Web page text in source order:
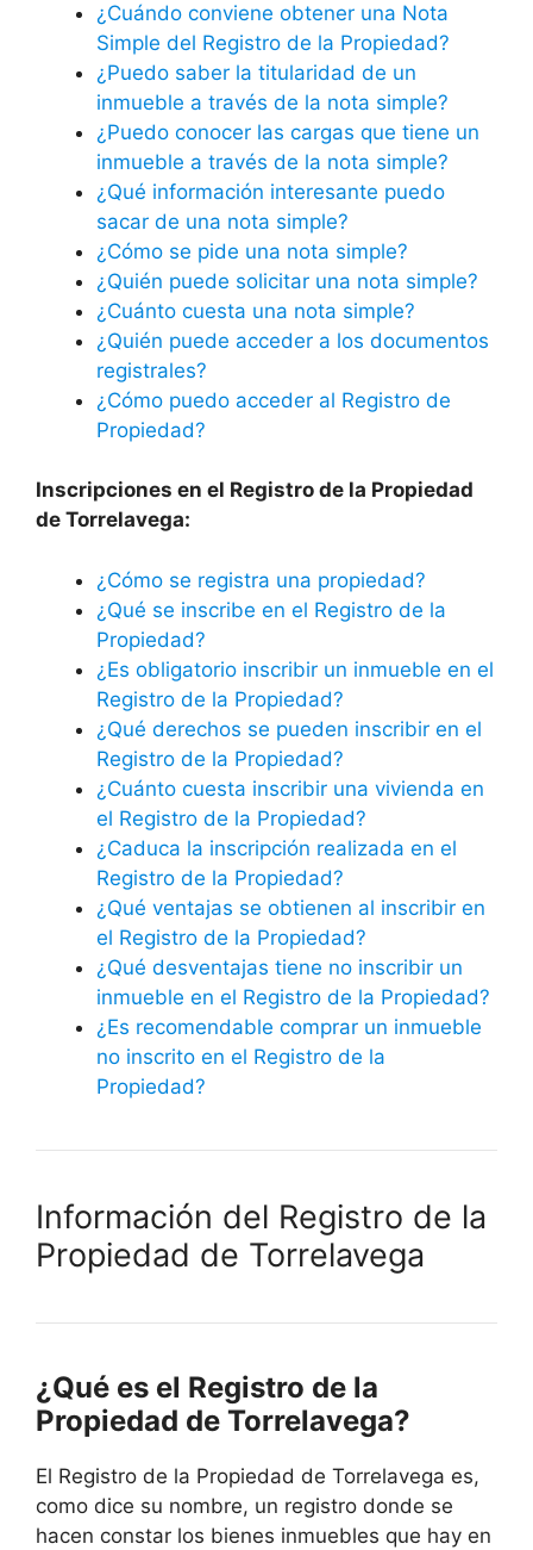
¿Cuándo conviene obtener una Nota
Simple del Registro de la Propiedad?
¿Puedo saber la titularidad de un
inmueble a través de la nota simple?
¿Puedo conocer las cargas que tiene un
inmueble a través de la nota simple?
¿Qué información interesante puedo
sacar de una nota simple?
¿Cómo se pide una nota simple?
¿Quién puede solicitar una nota simple?
¿Cuánto cuesta una nota simple?
¿Quién puede acceder a los documentos
registrales?
¿Cómo puedo acceder al Registro de
Propiedad?
Inscripciones en el Registro de la Propiedad
de Torrelavega:
¿Cómo se registra una propiedad?
¿Qué se inscribe en el Registro de la
Propiedad?
¿Es obligatorio inscribir un inmueble en el
Registro de la Propiedad?
¿Qué derechos se pueden inscribir en el
Registro de la Propiedad?
¿Cuánto cuesta inscribir una vivienda en
el Registro de la Propiedad?
¿Caduca la inscripción realizada en el
Registro de la Propiedad?
¿Qué ventajas se obtienen al inscribir en
el Registro de la Propiedad?
¿Qué desventajas tiene no inscribir un
inmueble en el Registro de la Propiedad?
¿Es recomendable comprar un inmueble
no inscrito en el Registro de la
Propiedad?
Información del Registro de la
Propiedad de Torrelavega
¿Qué es el Registro de la
Propiedad de Torrelavega?
El Registro de la Propiedad de Torrelavega es,
como dice su nombre, un registro donde se
hacen constar los bienes inmuebles que hay en